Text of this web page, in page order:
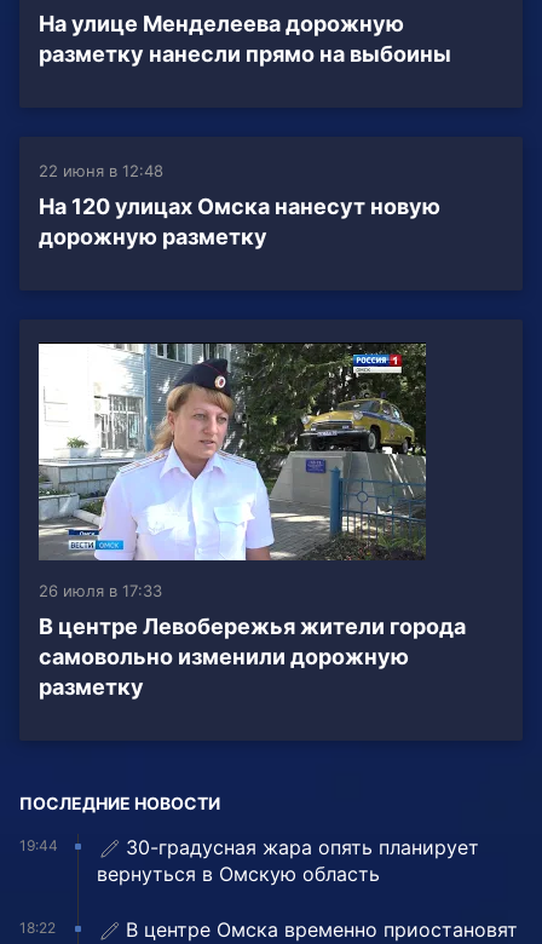
На улице Менделеева дорожную
разметку нанесли прямо на выбоины
22 июня в 12:48
На 120 улицах Омска нанесут новую
дорожную разметку
26 июля в 17:33
В центре Левобережья жители города
самовольно изменили дорожную
разметку
ПОСЛЕДНИЕ НОВОСТИ
19:44
30-градусная жара опять планирует
вернуться в Омскую область
18:22
В центре Омска временно приостановят